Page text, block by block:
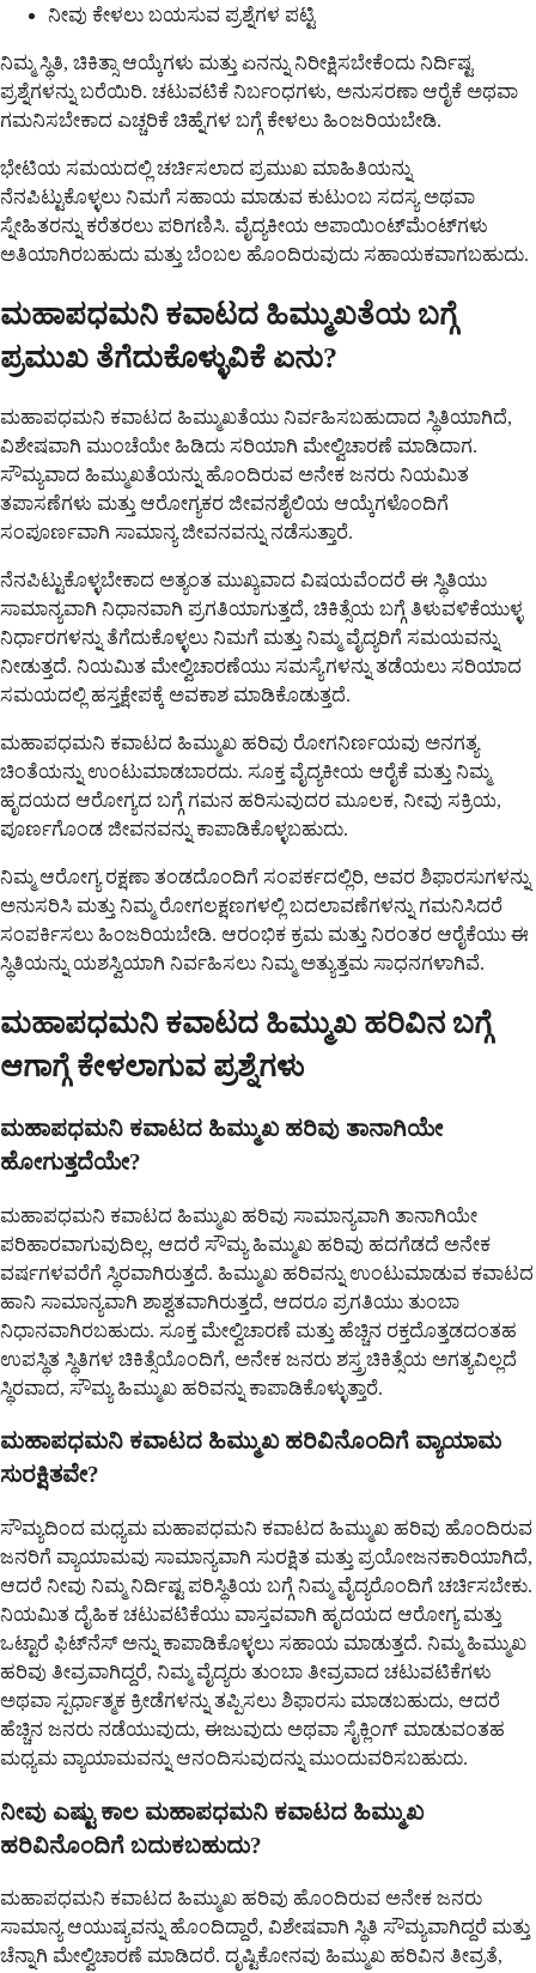
ನೀವು ಕೇಳಲು ಬಯಸುವ ಪ್ರಶ್ನೆಗಳ ಪಟ್ಟಿ
ನಿಮ್ಮ ಸ್ಥಿತಿ, ಚಿಕಿತ್ಸಾ ಆಯ್ಕೆಗಳು ಮತ್ತು ಏನನ್ನು ನಿರೀಕ್ಷಿಸಬೇಕೆಂದು ನಿರ್ದಿಷ್ಟ
ಪ್ರಶ್ನೆಗಳನ್ನು ಬರೆಯಿರಿ. ಚಟುವಟಿಕೆ ನಿರ್ಬಂಧಗಳು, ಅನುಸರಣಾ ಆರೈಕೆ ಅಥವಾ
ಗಮನಿಸಬೇಕಾದ ಎಚ್ಚರಿಕೆ ಚಿಹ್ನೆಗಳ ಬಗ್ಗೆ ಕೇಳಲು ಹಿಂಜರಿಯಬೇಡಿ.
ಭೇಟಿಯ ಸಮಯದಲ್ಲಿ ಚರ್ಚಿಸಲಾದ ಪ್ರಮುಖ ಮಾಹಿತಿಯನ್ನು
ನೆನಪಿಟ್ಟುಕೊಳ್ಳಲು ನಿಮಗೆ ಸಹಾಯ ಮಾಡುವ ಕುಟುಂಬ ಸದಸ್ಯ ಅಥವಾ
ಸ್ನೇಹಿತರನ್ನು ಕರೆತರಲು ಪರಿಗಣಿಸಿ. ವೈದ್ಯಕೀಯ ಅಪಾಯಿಂಟ್‌ಮೆಂಟ್‌ಗಳು
ಅತಿಯಾಗಿರಬಹುದು ಮತ್ತು ಬೆಂಬಲ ಹೊಂದಿರುವುದು ಸಹಾಯಕವಾಗಬಹುದು.
ಮಹಾಪಧಮನಿ ಕವಾಟದ ಹಿಮ್ಮುಖತೆಯ ಬಗ್ಗೆ
ಪ್ರಮುಖ ತೆಗೆದುಕೊಳ್ಳುವಿಕೆ ಏನು?
ಮಹಾಪಧಮನಿ ಕವಾಟದ ಹಿಮ್ಮುಖತೆಯು ನಿರ್ವಹಿಸಬಹುದಾದ ಸ್ಥಿತಿಯಾಗಿದೆ,
ವಿಶೇಷವಾಗಿ ಮುಂಚೆಯೇ ಹಿಡಿದು ಸರಿಯಾಗಿ ಮೇಲ್ವಿಚಾರಣೆ ಮಾಡಿದಾಗ.
ಸೌಮ್ಯವಾದ ಹಿಮ್ಮುಖತೆಯನ್ನು ಹೊಂದಿರುವ ಅನೇಕ ಜನರು ನಿಯಮಿತ
ತಪಾಸಣೆಗಳು ಮತ್ತು ಆರೋಗ್ಯಕರ ಜೀವನಶೈಲಿಯ ಆಯ್ಕೆಗಳೊಂದಿಗೆ
ಸಂಪೂರ್ಣವಾಗಿ ಸಾಮಾನ್ಯ ಜೀವನವನ್ನು ನಡೆಸುತ್ತಾರೆ.
ನೆನಪಿಟ್ಟುಕೊಳ್ಳಬೇಕಾದ ಅತ್ಯಂತ ಮುಖ್ಯವಾದ ವಿಷಯವೆಂದರೆ ಈ ಸ್ಥಿತಿಯು
ಸಾಮಾನ್ಯವಾಗಿ ನಿಧಾನವಾಗಿ ಪ್ರಗತಿಯಾಗುತ್ತದೆ, ಚಿಕಿತ್ಸೆಯ ಬಗ್ಗೆ ತಿಳುವಳಿಕೆಯುಳ್ಳ
ನಿರ್ಧಾರಗಳನ್ನು ತೆಗೆದುಕೊಳ್ಳಲು ನಿಮಗೆ ಮತ್ತು ನಿಮ್ಮ ವೈದ್ಯರಿಗೆ ಸಮಯವನ್ನು
ನೀಡುತ್ತದೆ. ನಿಯಮಿತ ಮೇಲ್ವಿಚಾರಣೆಯು ಸಮಸ್ಯೆಗಳನ್ನು ತಡೆಯಲು ಸರಿಯಾದ
ಸಮಯದಲ್ಲಿ ಹಸ್ತಕ್ಷೇಪಕ್ಕೆ ಅವಕಾಶ ಮಾಡಿಕೊಡುತ್ತದೆ.
ಮಹಾಪಧಮನಿ ಕವಾಟದ ಹಿಮ್ಮುಖ ಹರಿವು ರೋಗನಿರ್ಣಯವು ಅನಗತ್ಯ
ಚಿಂತೆಯನ್ನು ಉಂಟುಮಾಡಬಾರದು. ಸೂಕ್ತ ವೈದ್ಯಕೀಯ ಆರೈಕೆ ಮತ್ತು ನಿಮ್ಮ
ಹೃದಯದ ಆರೋಗ್ಯದ ಬಗ್ಗೆ ಗಮನ ಹರಿಸುವುದರ ಮೂಲಕ, ನೀವು ಸಕ್ರಿಯ,
ಪೂರ್ಣಗೊಂಡ ಜೀವನವನ್ನು ಕಾಪಾಡಿಕೊಳ್ಳಬಹುದು.
ನಿಮ್ಮ ಆರೋಗ್ಯ ರಕ್ಷಣಾ ತಂಡದೊಂದಿಗೆ ಸಂಪರ್ಕದಲ್ಲಿರಿ, ಅವರ ಶಿಫಾರಸುಗಳನ್ನು
ಅನುಸರಿಸಿ ಮತ್ತು ನಿಮ್ಮ ರೋಗಲಕ್ಷಣಗಳಲ್ಲಿ ಬದಲಾವಣೆಗಳನ್ನು ಗಮನಿಸಿದರೆ
ಸಂಪರ್ಕಿಸಲು ಹಿಂಜರಿಯಬೇಡಿ. ಆರಂಭಿಕ ಕ್ರಮ ಮತ್ತು ನಿರಂತರ ಆರೈಕೆಯು ಈ
ಸ್ಥಿತಿಯನ್ನು ಯಶಸ್ವಿಯಾಗಿ ನಿರ್ವಹಿಸಲು ನಿಮ್ಮ ಅತ್ಯುತ್ತಮ ಸಾಧನಗಳಾಗಿವೆ.
ಮಹಾಪಧಮನಿ ಕವಾಟದ ಹಿಮ್ಮುಖ ಹರಿವಿನ ಬಗ್ಗೆ
ಆಗಾಗ್ಗೆ ಕೇಳಲಾಗುವ ಪ್ರಶ್ನೆಗಳು
ಮಹಾಪಧಮನಿ ಕವಾಟದ ಹಿಮ್ಮುಖ ಹರಿವು ತಾನಾಗಿಯೇ
ಹೋಗುತ್ತದೆಯೇ?
ಮಹಾಪಧಮನಿ ಕವಾಟದ ಹಿಮ್ಮುಖ ಹರಿವು ಸಾಮಾನ್ಯವಾಗಿ ತಾನಾಗಿಯೇ
ಪರಿಹಾರವಾಗುವುದಿಲ್ಲ, ಆದರೆ ಸೌಮ್ಯ ಹಿಮ್ಮುಖ ಹರಿವು ಹದಗೆಡದೆ ಅನೇಕ
ವರ್ಷಗಳವರೆಗೆ ಸ್ಥಿರವಾಗಿರುತ್ತದೆ. ಹಿಮ್ಮುಖ ಹರಿವನ್ನು ಉಂಟುಮಾಡುವ ಕವಾಟದ
ಹಾನಿ ಸಾಮಾನ್ಯವಾಗಿ ಶಾಶ್ವತವಾಗಿರುತ್ತದೆ, ಆದರೂ ಪ್ರಗತಿಯು ತುಂಬಾ
ನಿಧಾನವಾಗಿರಬಹುದು. ಸೂಕ್ತ ಮೇಲ್ವಿಚಾರಣೆ ಮತ್ತು ಹೆಚ್ಚಿನ ರಕ್ತದೊತ್ತಡದಂತಹ
ಉಪಸ್ಥಿತ ಸ್ಥಿತಿಗಳ ಚಿಕಿತ್ಸೆಯೊಂದಿಗೆ, ಅನೇಕ ಜನರು ಶಸ್ತ್ರಚಿಕಿತ್ಸೆಯ ಅಗತ್ಯವಿಲ್ಲದೆ
ಸ್ಥಿರವಾದ, ಸೌಮ್ಯ ಹಿಮ್ಮುಖ ಹರಿವನ್ನು ಕಾಪಾಡಿಕೊಳ್ಳುತ್ತಾರೆ.
ಮಹಾಪಧಮನಿ ಕವಾಟದ ಹಿಮ್ಮುಖ ಹರಿವಿನೊಂದಿಗೆ ವ್ಯಾಯಾಮ
ಸುರಕ್ಷಿತವೇ?
ಸೌಮ್ಯದಿಂದ ಮಧ್ಯಮ ಮಹಾಪಧಮನಿ ಕವಾಟದ ಹಿಮ್ಮುಖ ಹರಿವು ಹೊಂದಿರುವ
ಜನರಿಗೆ ವ್ಯಾಯಾಮವು ಸಾಮಾನ್ಯವಾಗಿ ಸುರಕ್ಷಿತ ಮತ್ತು ಪ್ರಯೋಜನಕಾರಿಯಾಗಿದೆ,
ಆದರೆ ನೀವು ನಿಮ್ಮ ನಿರ್ದಿಷ್ಟ ಪರಿಸ್ಥಿತಿಯ ಬಗ್ಗೆ ನಿಮ್ಮ ವೈದ್ಯರೊಂದಿಗೆ ಚರ್ಚಿಸಬೇಕು.
ನಿಯಮಿತ ದೈಹಿಕ ಚಟುವಟಿಕೆಯು ವಾಸ್ತವವಾಗಿ ಹೃದಯದ ಆರೋಗ್ಯ ಮತ್ತು
ಒಟ್ಟಾರೆ ಫಿಟ್‌ನೆಸ್ ಅನ್ನು ಕಾಪಾಡಿಕೊಳ್ಳಲು ಸಹಾಯ ಮಾಡುತ್ತದೆ. ನಿಮ್ಮ ಹಿಮ್ಮುಖ
ಹರಿವು ತೀವ್ರವಾಗಿದ್ದರೆ, ನಿಮ್ಮ ವೈದ್ಯರು ತುಂಬಾ ತೀವ್ರವಾದ ಚಟುವಟಿಕೆಗಳು
ಅಥವಾ ಸ್ಪರ್ಧಾತ್ಮಕ ಕ್ರೀಡೆಗಳನ್ನು ತಪ್ಪಿಸಲು ಶಿಫಾರಸು ಮಾಡಬಹುದು, ಆದರೆ
ಹೆಚ್ಚಿನ ಜನರು ನಡೆಯುವುದು, ಈಜುವುದು ಅಥವಾ ಸೈಕ್ಲಿಂಗ್ ಮಾಡುವಂತಹ
ಮಧ್ಯಮ ವ್ಯಾಯಾಮವನ್ನು ಆನಂದಿಸುವುದನ್ನು ಮುಂದುವರಿಸಬಹುದು.
ನೀವು ಎಷ್ಟು ಕಾಲ ಮಹಾಪಧಮನಿ ಕವಾಟದ ಹಿಮ್ಮುಖ
ಹರಿವಿನೊಂದಿಗೆ ಬದುಕಬಹುದು?
ಮಹಾಪಧಮನಿ ಕವಾಟದ ಹಿಮ್ಮುಖ ಹರಿವು ಹೊಂದಿರುವ ಅನೇಕ ಜನರು
ಸಾಮಾನ್ಯ ಆಯುಷ್ಯವನ್ನು ಹೊಂದಿದ್ದಾರೆ, ವಿಶೇಷವಾಗಿ ಸ್ಥಿತಿ ಸೌಮ್ಯವಾಗಿದ್ದರೆ ಮತ್ತು
ಚೆನ್ನಾಗಿ ಮೇಲ್ವಿಚಾರಣೆ ಮಾಡಿದರೆ. ದೃಷ್ಟಿಕೋನವು ಹಿಮ್ಮುಖ ಹರಿವಿನ ತೀವ್ರತೆ,